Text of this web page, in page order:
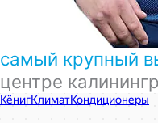
самый крупный
центре
КёнигКлимат
Кондиционеры в Калининграде